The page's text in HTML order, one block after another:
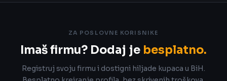
ZA POSLOVNE KORISNIKE
Imaš firmu? Dodaj je besplatno.
Registruj svoju firmu i dostigni hiljade kupaca u BiH.